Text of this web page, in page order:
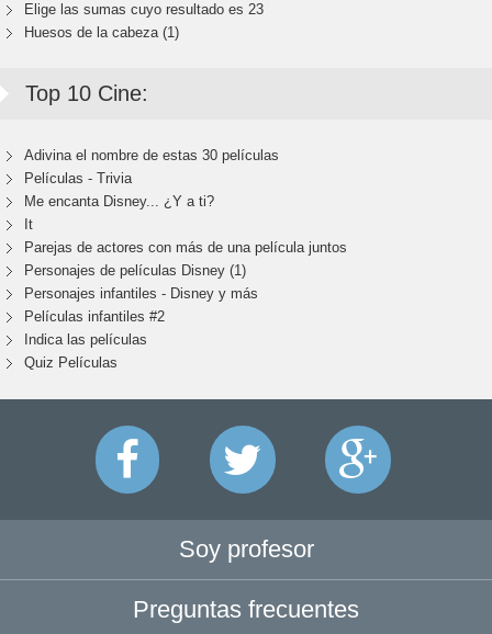
Elige las sumas cuyo resultado es 23
Huesos de la cabeza (1)
Top 10 Cine:
Adivina el nombre de estas 30 películas
Películas - Trivia
Me encanta Disney... ¿Y a ti?
It
Parejas de actores con más de una película juntos
Personajes de películas Disney (1)
Personajes infantiles - Disney y más
Películas infantiles #2
Indica las películas
Quiz Películas
Soy profesor
Preguntas frecuentes